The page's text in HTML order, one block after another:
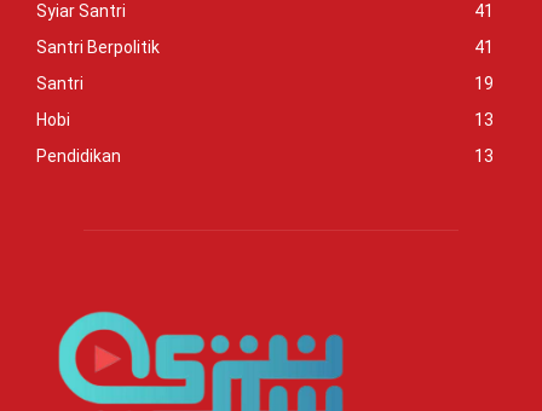
Syiar Santri
41
Santri Berpolitik
41
Santri
19
Hobi
13
Pendidikan
13